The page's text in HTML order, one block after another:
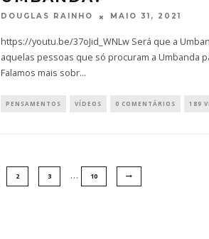
DOUGLAS RAINHO MAIO 31, 2021
https://youtu.be/37oJid_WNLw Será que a
aquelas pessoas que só procuram a Umbanda
Falamos mais sobr...
PENSAMENTOS VÍDEOS 0 COMENTÁRIOS 189
2 3 … 10